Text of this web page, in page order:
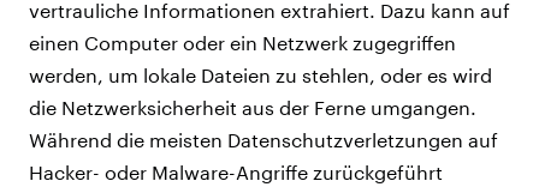
vertrauliche Informationen extrahiert. Dazu kann auf
einen Computer oder ein Netzwerk zugegriffen
werden, um lokale Dateien zu stehlen, oder es wird
die Netzwerksicherheit aus der Ferne umgangen.
Während die meisten Datenschutzverletzungen auf
Hacker- oder Malware-Angriffe zurückgeführt